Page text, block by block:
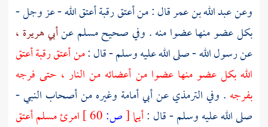
وعنعبد الله بن عمرقال : من أعتق رقبة أعتق الله - عز وجل -
بكل عضو منها عضوا منه . وفي صحيحمسلمعنأبي هريرة ،
عن رسول الله - صلى الله عليه وسلم - قال :من أعتق رقبة أعتق
الله بكل عضو منها عضوا من أعضائه من النار ، حتى فرجه
بفرجه . وفيالترمذيعنأبي أمامة وغيره من أصحاب النبي -
صلى الله عليه وسلم - قال :أيما[ص:
امرئ مسلم أعتق